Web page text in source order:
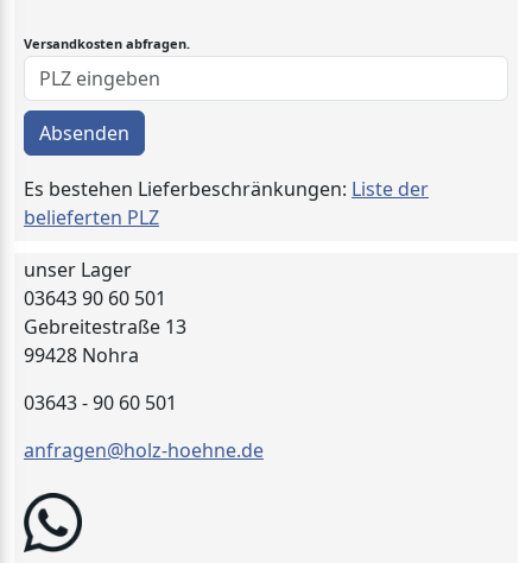
Versandkosten abfragen.
Absenden
Es bestehen Lieferbeschränkungen: Liste der
belieferten PLZ
unser Lager
03643 90 60 501
Gebreitestraße 13
99428 Nohra
03643 - 90 60 501
anfragen@holz-hoehne.de